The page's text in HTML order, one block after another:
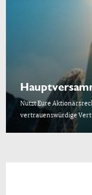
Nutzt Eure
vertrauenswürdige